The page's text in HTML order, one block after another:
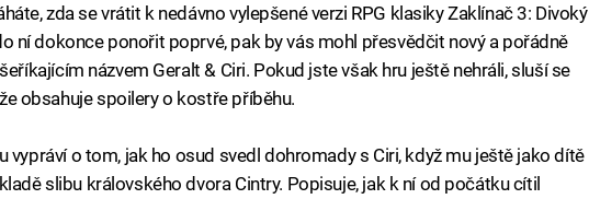
zda se vrátit k nedávno vylepšené verzi RPG klasiky Zaklínač 3: Divoký
ní dokonce ponořit poprvé, pak by vás mohl přesvědčit nový a pořádně
názvem Geralt & Ciri. Pokud jste však hru ještě nehráli, sluší se
obsahuje spoilery o kostře příběhu.
vypráví o tom, jak ho osud svedl dohromady s Ciri, když mu ještě jako dítě
slibu královského dvora Cintry. Popisuje, jak k ní od počátku cítil